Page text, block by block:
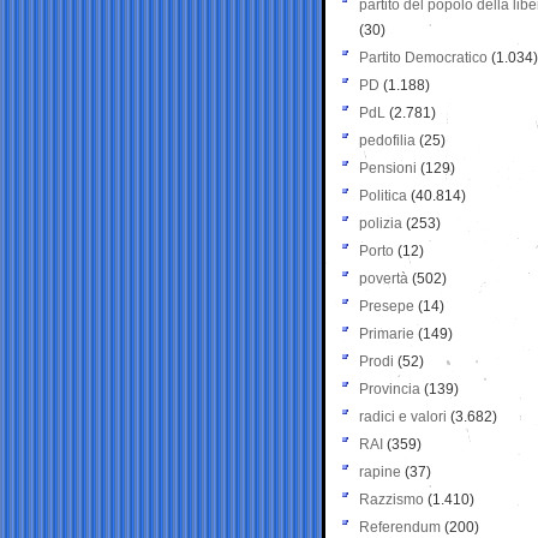
partito del popolo della
(30)
Partito Democratico (1.034)
PD (1.188)
PdL (2.781)
pedofilia (25)
Pensioni (129)
Politica (40.814)
polizia (253)
Porto (12)
povertà (502)
Presepe (14)
Primarie (149)
Prodi (52)
Provincia (139)
radici e valori (3.682)
RAI (359)
rapine (37)
Razzismo (1.410)
Referendum (200)